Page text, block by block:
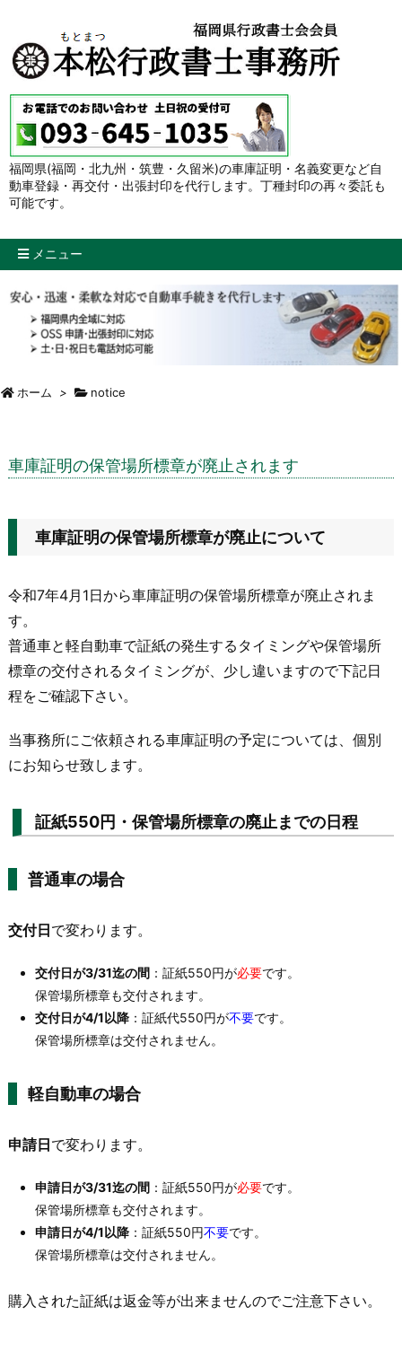
福岡県(福岡・北九州・筑豊・久留米)の車庫証明・名義変更など自
動車登録・再交付・出張封印を代行します。丁種封印の再々委託も
可能です。
メニュー
ホーム > notice
車庫証明の保管場所標章が廃止されます
車庫証明の保管場所標章が廃止について
令和7年4月1日から車庫証明の保管場所標章が廃止されま
す。
普通車と軽自動車で証紙の発生するタイミングや保管場所
標章の交付されるタイミングが、少し違いますので下記日
程をご確認下さい。
当事務所にご依頼される車庫証明の予定については、個別
にお知らせ致します。
証紙550円・保管場所標章の廃止までの日程
普通車の場合
交付日で変わります。
交付日が3/31迄の間 ：証紙550円が必要です。
保管場所標章も交付されます。
交付日が4/1以降 ：証紙代550円が不要です。
保管場所標章は交付されません。
軽自動車の場合
申請日で変わります。
申請日が3/31迄の間 ：証紙550円が必要です。
保管場所標章も交付されます。
申請日が4/1以降 ：証紙550円不要です。
保管場所標章は交付されません。
購入された証紙は返金等が出来ませんのでご注意下さい。